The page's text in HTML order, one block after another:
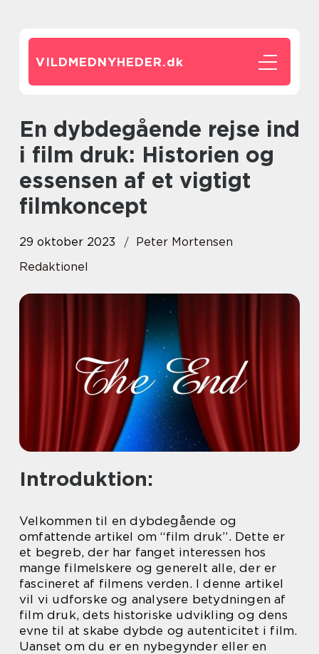
VILDMEDNYHEDER.dk
En dybdegående rejse ind
i film druk: Historien og
essensen af et vigtigt
filmkoncept
29 oktober 2023
Peter Mortensen
Redaktionel
Introduktion:
Velkommen til en dybdegående og
omfattende artikel om “film druk”. Dette er
et begreb, der har fanget interessen hos
mange filmelskere og generelt alle, der er
fascineret af filmens verden. I denne artikel
vil vi udforske og analysere betydningen af
film druk, dets historiske udvikling og dens
evne til at skabe dybde og autenticitet i film.
Uanset om du er en nybegynder eller en